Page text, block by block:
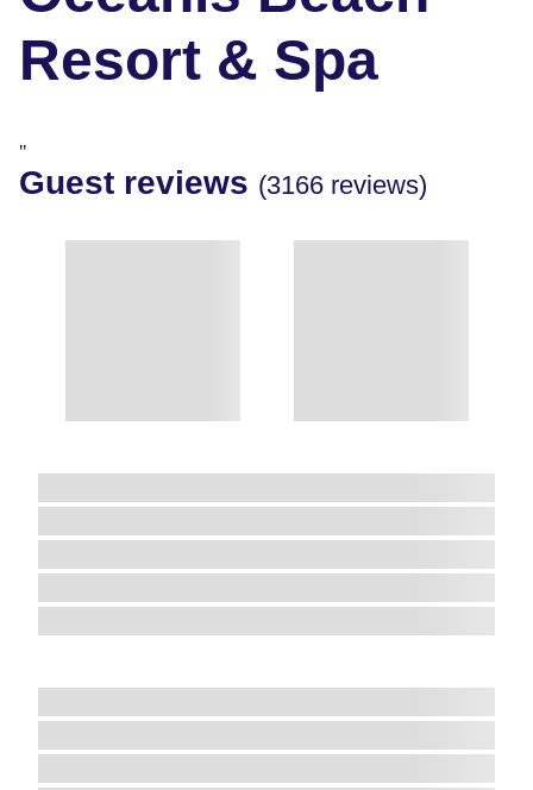
Resort & Spa
"
Guest reviews (3166 reviews)